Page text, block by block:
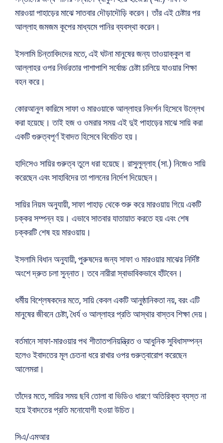
মারওয়া পাহাড়ের মাঝে সাতবার দৌড়াদৌড়ি করেন। তাঁর এই চেষ্টার পর
আল্লাহ জমজম কূপের মাধ্যমে পানির ব্যবস্থা করেন।
ইসলামি চিন্তাবিদদের মতে, এই ঘটনা মানুষের জন্য তাওয়াক্কুল বা
আল্লাহর ওপর নির্ভরতার পাশাপাশি সর্বোচ্চ চেষ্টা চালিয়ে যাওয়ার শিক্ষা
বহন করে।
কোরআনুল কারিমে সাফা ও মারওয়াকে আল্লাহর নিদর্শন হিসেবে উল্লেখ
করা হয়েছে। তাই হজ ও ওমরার সময় এই দুই পাহাড়ের মাঝে সায়ি করা
একটি গুরুত্বপূর্ণ ইবাদত হিসেবে বিবেচিত হয়।
হাদিসেও সায়ির গুরুত্ব তুলে ধরা হয়েছে। রাসুলুল্লাহ (সা.) নিজেও সায়ি
করেছেন এবং সাহাবিদের তা পালনের নির্দেশ দিয়েছেন।
সায়ির নিয়ম অনুযায়ী, সাফা পাহাড় থেকে শুরু করে মারওয়ায় গিয়ে একটি
চক্কর সম্পন্ন হয়। এভাবে সাতবার যাতায়াত করতে হয় এবং শেষ
চক্করটি শেষ হয় মারওয়ায়।
ইসলামি বিধান অনুযায়ী, পুরুষদের জন্য সাফা ও মারওয়ার মাঝের নির্দিষ্ট
অংশে দ্রুত চলা সুন্নাত। তবে নারীরা স্বাভাবিকভাবে হাঁটবেন।
ধর্মীয় বিশ্লেষকদের মতে, সায়ি কেবল একটি আনুষ্ঠানিকতা নয়, বরং এটি
মানুষের জীবনে চেষ্টা, ধৈর্য ও আল্লাহর প্রতি আস্থার বাস্তব শিক্ষা দেয়।
বর্তমানে সাফা-মারওয়ার পথ শীতাতপনিয়ন্ত্রিত ও আধুনিক সুবিধাসম্পন্ন
হলেও ইবাদতের মূল চেতনা ধরে রাখার ওপর গুরুত্বারোপ করেছেন
আলেমরা।
তাঁদের মতে, সায়ির সময় ছবি তোলা বা ভিডিও ধারণে অতিরিক্ত ব্যস্ত না
হয়ে ইবাদতের প্রতি মনোযোগী হওয়া উচিত।
সিএ/এমআর